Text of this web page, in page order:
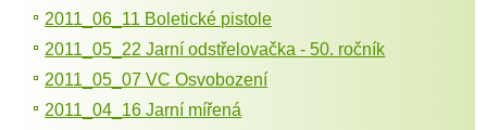
2011_06_11 Boletické pistole
2011_05_22 Jarní odstřelovačka - 50. ročník
2011_05_07 VC Osvobození
2011_04_16 Jarní mířená